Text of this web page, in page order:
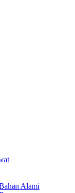
Alami